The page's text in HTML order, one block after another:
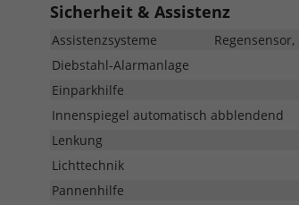
Sicherheit & Assistenz
Assistenzsysteme
Diebstahl-Alarmanlage
Einparkhilfe
Innenspiegel automatisch abblendend
Lenkung
Lichttechnik
Pannenhilfe